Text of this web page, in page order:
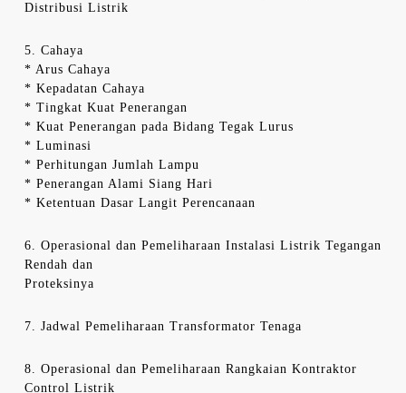
Distribusi Listrik
5. Cahaya
* Arus Cahaya
* Kepadatan Cahaya
* Tingkat Kuat Penerangan
* Kuat Penerangan pada Bidang Tegak Lurus
* Luminasi
* Perhitungan Jumlah Lampu
* Penerangan Alami Siang Hari
* Ketentuan Dasar Langit Perencanaan
6. Operasional dan Pemeliharaan Instalasi Listrik Tegangan
Rendah dan
Proteksinya
7. Jadwal Pemeliharaan Transformator Tenaga
8. Operasional dan Pemeliharaan Rangkaian Kontraktor
Control Listrik